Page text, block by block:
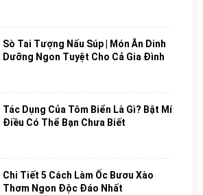
Sò Tai Tượng Nấu Súp | Món Ăn Dinh
Dưỡng Ngon Tuyệt Cho Cả Gia Đình
Tác Dụng Của Tôm Biển Là Gì? Bật Mí
Điều Có Thể Bạn Chưa Biết
Chi Tiết 5 Cách Làm Ốc Bươu Xào
Thơm Ngon Độc Đáo Nhất